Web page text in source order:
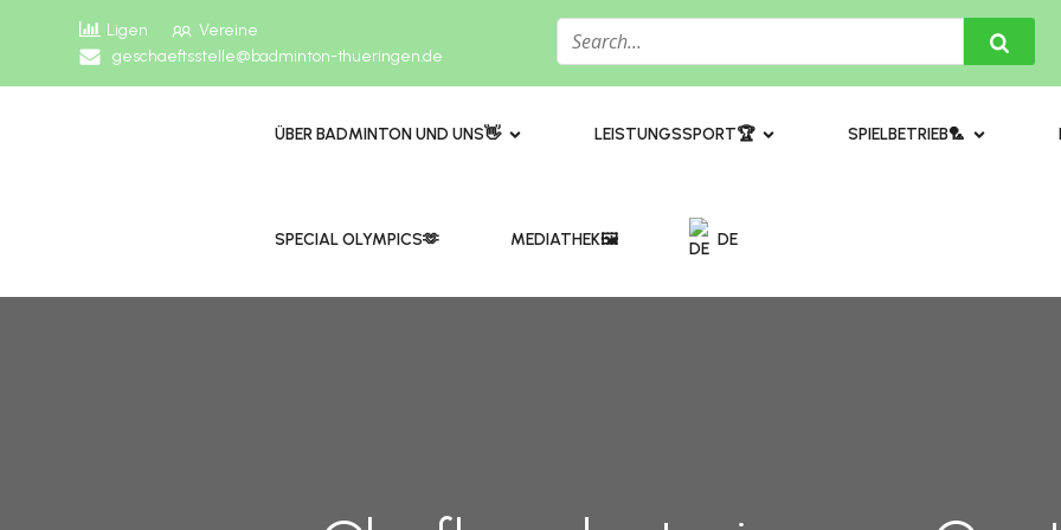
Ligen
Vereine
geschaeftsstelle@badminton-thueringen.de
ÜBER BADMINTON UND UNS👋 ​LEISTUNGSSPORT🏆 SPIELBETRIEB🏸
​​SPECIAL OLYMPICS🫶 MEDIATHEK🖼️​ DE